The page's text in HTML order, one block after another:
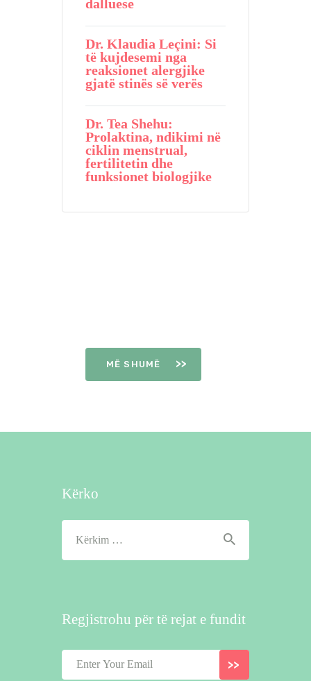
dalluese
Dr. Klaudia Leçini: Si
të kujdesemi nga
reaksionet alergjike
gjatë stinës së verës
Dr. Tea Shehu:
Prolaktina, ndikimi në
ciklin menstrual,
fertilitetin dhe
funksionet biologjike
MË SHUMË
Kërko
për:
Regjistrohu për të rejat e fundit